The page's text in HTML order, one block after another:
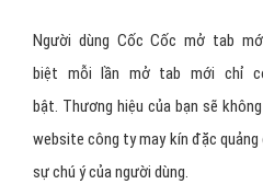
Người dùng Cốc Cốc mở tab
biệt mỗi lần mở tab mới chỉ
bật. Thương hiệu của bạn sẽ
website công ty may kín đặc
sự chú ý của người dùng.